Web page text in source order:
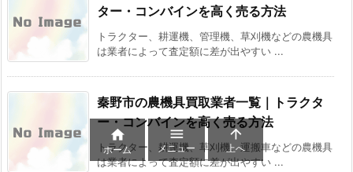
ター・コンバインを高く売る方法
トラクター、耕運機、管理機、草刈機などの農機具
は業者によって査定額に差が出やすい ...
秦野市の農機具買取業者一覧｜トラクタ
ー・コンバインを高く売る方法
トラクター、耕運機、草刈機、運搬車などの農機具
は業者によって査定額に差が出やすい ...

ホーム

メニュー

上へ